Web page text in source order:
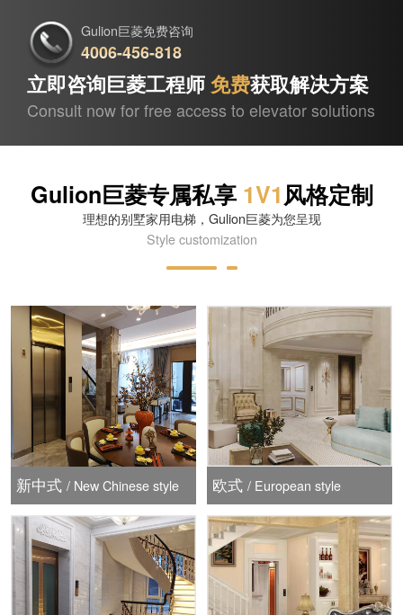
Gulion巨菱免费咨询
4006-456-818
立即咨询巨菱工程师免费获取解决方案
Consult now for free access to elevator solutions
Gulion巨菱专属私享 1V1风格定制
理想的别墅家用电梯，Gulion巨菱为您呈现
Style customization
新中式 / New Chinese style 欧式 / European style